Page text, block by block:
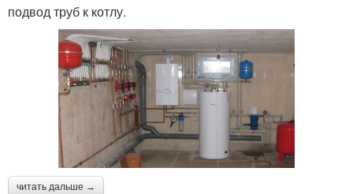
подвод труб к котлу.
читать дальше →